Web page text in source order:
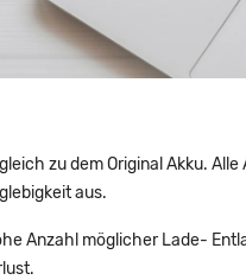
zu dem Original Akku.
aus.
Anzahl möglicher Lade-